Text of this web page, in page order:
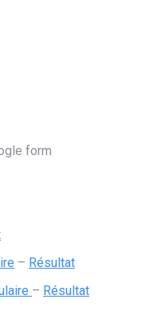
form
– Résultat
– Résultat